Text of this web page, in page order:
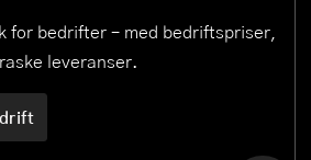
for bedrifter – med bedriftspriser,
leveranser.